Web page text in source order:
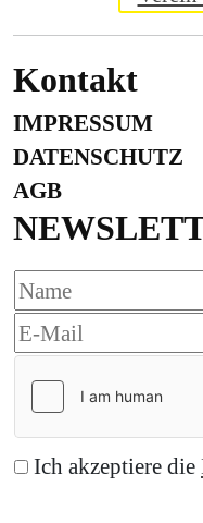
Kontakt
IMPRESSUM
DATENSCHUTZ
AGB
Ich akzeptiere die